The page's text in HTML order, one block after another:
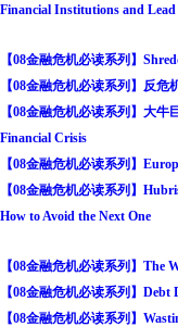
Financial Institutions and Lead
【08金融危机必读系列】
【08金融危机必读系列】反危
【08金融危机必读系列】大牛
Financial Crisis
【08金融危机必读系列】
【08金融危机必读系列】
How to Avoid the Next One
【08金融危机必读系列】The
【08金融危机必读系列】Debt
【08金融危机必读系列】